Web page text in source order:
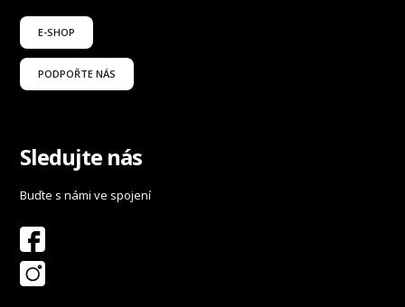
E-SHOP
PODPOŘTE NÁS
Sledujte nás
Buďte s námi ve spojení